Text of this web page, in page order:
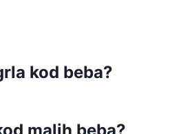
kod beba?